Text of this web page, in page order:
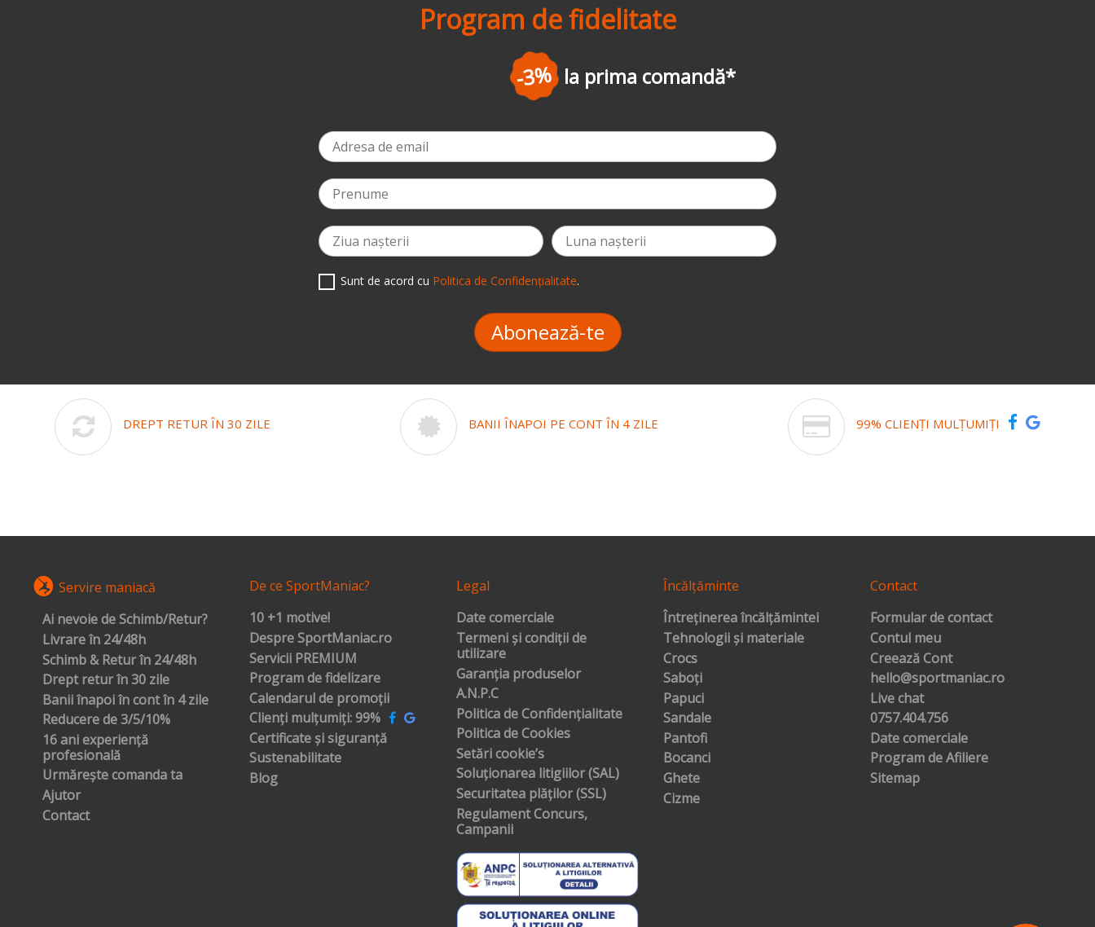
Program de fidelitate
la prima comandă*
Sunt de acord cu Politica de Confidențialitate.
Abonează-te
DREPT RETUR ÎN 30 ZILE BANII ÎNAPOI PE CONT ÎN 4 ZILE 99% CLIENȚI MULȚUMIȚI
Servire maniacă
Ai nevoie de Schimb/Retur?
Livrare în 24/48h
Schimb & Retur în 24/48h
Drept retur în 30 zile
Banii înapoi în cont în 4 zile
Reducere de 3/5/10%
16 ani experiență
profesională
Urmărește comanda ta
Ajutor
Contact
De ce SportManiac?
10 +1 motive!
Despre SportManiac.ro
Servicii PREMIUM
Program de fidelizare
Calendarul de promoții
Clienți mulțumiți: 99%
Certificate și siguranță
Sustenabilitate
Blog
Legal
Date comerciale
Termeni și condiții de
utilizare
Garanția produselor
A.N.P.C
Politica de Confidențialitate
Politica de Cookies
Setări cookie’s
Soluționarea litigiilor (SAL)
Securitatea plăților (SSL)
Regulament Concurs,
Campanii
Încălțăminte
Întreținerea încălțămintei
Tehnologii și materiale
Crocs
Saboți
Papuci
Sandale
Pantofi
Bocanci
Ghete
Cizme
Contact
Formular de contact
Contul meu
Creează Cont
hello@sportmaniac.ro
Live chat
0757.404.756
Date comerciale
Program de Afiliere
Sitemap